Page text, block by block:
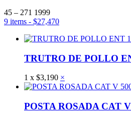
45 – 271 1999
9 items - $27,470
TRUTRO DE POLLO
1 x $3,190 ×
POSTA ROSADA CAT